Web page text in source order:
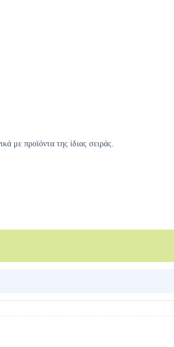
με προϊόντα της ίδιας σειράς.